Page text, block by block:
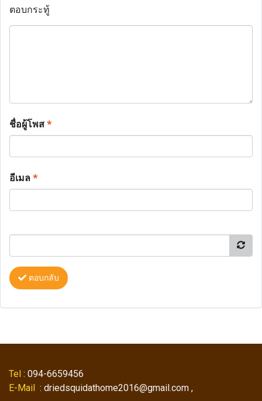
ตอบกระทู้
ชื่อผู้โพส*
อีเมล*
ตอบกลับ
Tel : 094-6659456
E-Mail : driedsquidathome2016@gmail.com ,